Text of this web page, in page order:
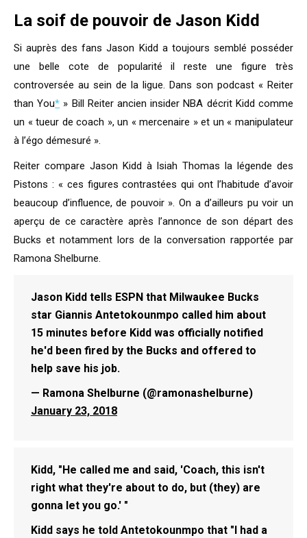
La soif de pouvoir de Jason Kidd
Si auprès des fans Jason Kidd a toujours semblé posséder
une belle cote de popularité il reste une figure très
controversée au sein de la ligue. Dans son podcast « Reiter
than You* » Bill Reiter ancien insider NBA décrit Kidd comme
un « tueur de coach », un « mercenaire » et un « manipulateur
à l’égo démesuré ».
Reiter compare Jason Kidd à Isiah Thomas la légende des
Pistons : « ces figures contrastées qui ont l’habitude d’avoir
beaucoup d’influence, de pouvoir ». On a d’ailleurs pu voir un
aperçu de ce caractère après l’annonce de son départ des
Bucks et notamment lors de la conversation rapportée par
Ramona Shelburne.
Jason Kidd tells ESPN that Milwaukee Bucks
star Giannis Antetokounmpo called him about
15 minutes before Kidd was officially notified
he'd been fired by the Bucks and offered to
help save his job.
— Ramona Shelburne (@ramonashelburne)
January 23, 2018
Kidd, "He called me and said, 'Coach, this isn't
right what they're about to do, but (they) are
gonna let you go.' "
Kidd says he told Antetokounmpo that "I had a